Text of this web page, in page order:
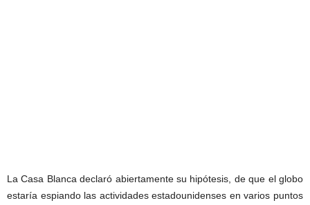
La Casa Blanca declaró abiertamente su hipótesis, de que el globo
estaría espiando las actividades estadounidenses en varios puntos